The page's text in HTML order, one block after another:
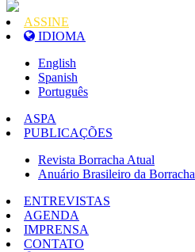
ASSINE
IDIOMA
English
Spanish
Português
ASPA
PUBLICAÇÕES
Revista Borracha Atual
Anuário Brasileiro da Borracha
ENTREVISTAS
AGENDA
IMPRENSA
CONTATO